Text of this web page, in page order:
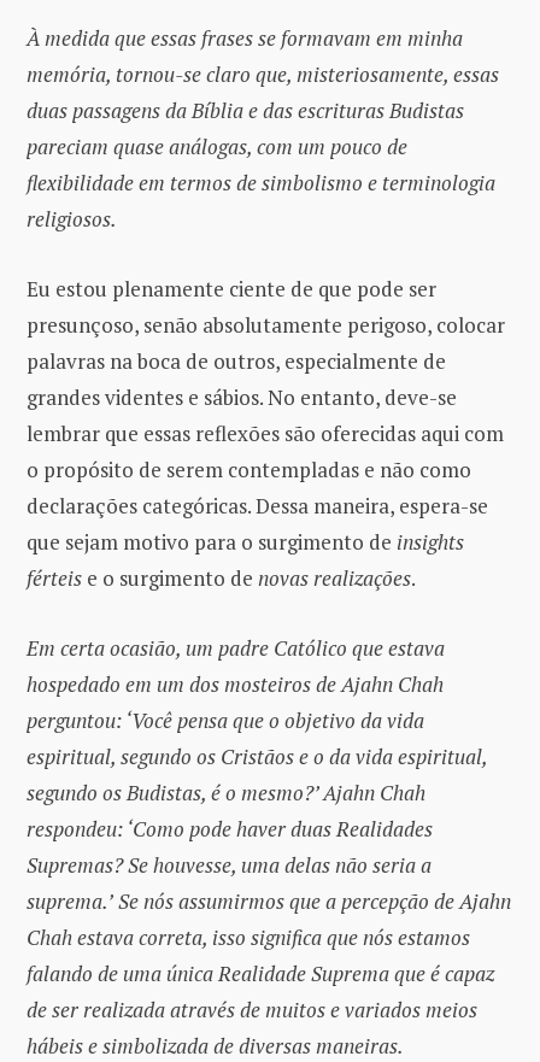
À medida que essas frases se formavam em minha
memória, tornou-se claro que, misteriosamente, essas
duas passagens da Bíblia e das escrituras Budistas
pareciam quase análogas, com um pouco de
flexibilidade em termos de simbolismo e terminologia
religiosos.
Eu estou plenamente ciente de que pode ser
presunçoso, senão absolutamente perigoso, colocar
palavras na boca de outros, especialmente de
grandes videntes e sábios. No entanto, deve-se
lembrar que essas reflexões são oferecidas aqui com
o propósito de serem contempladas e não como
declarações categóricas. Dessa maneira, espera-se
que sejam motivo para o surgimento de insights
férteis e o surgimento de novas realizações.
Em certa ocasião, um padre Católico que estava
hospedado em um dos mosteiros de Ajahn Chah
perguntou: ‘Você pensa que o objetivo da vida
espiritual, segundo os Cristãos e o da vida espiritual,
segundo os Budistas, é o mesmo?’ Ajahn Chah
respondeu: ‘Como pode haver duas Realidades
Supremas? Se houvesse, uma delas não seria a
suprema.’Se nós assumirmos que a percepção de Ajahn
Chah estava correta, isso significa que nós estamos
falando de uma única Realidade Suprema que é capaz
de ser realizada através de muitos e variados meios
hábeis e simbolizada de diversas maneiras.